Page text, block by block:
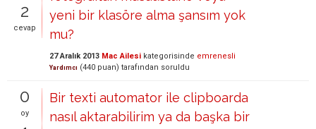
2
cevap
yeni bir klasöre alma şansım yok
mu?
27 Aralık 2013 Mac Ailesi kategorisinde emrenesli
Yardımcı (440 puan) tarafından soruldu
0
oy
Bir texti automator ile clipboarda
nasıl aktarabilirim ya da başka bir